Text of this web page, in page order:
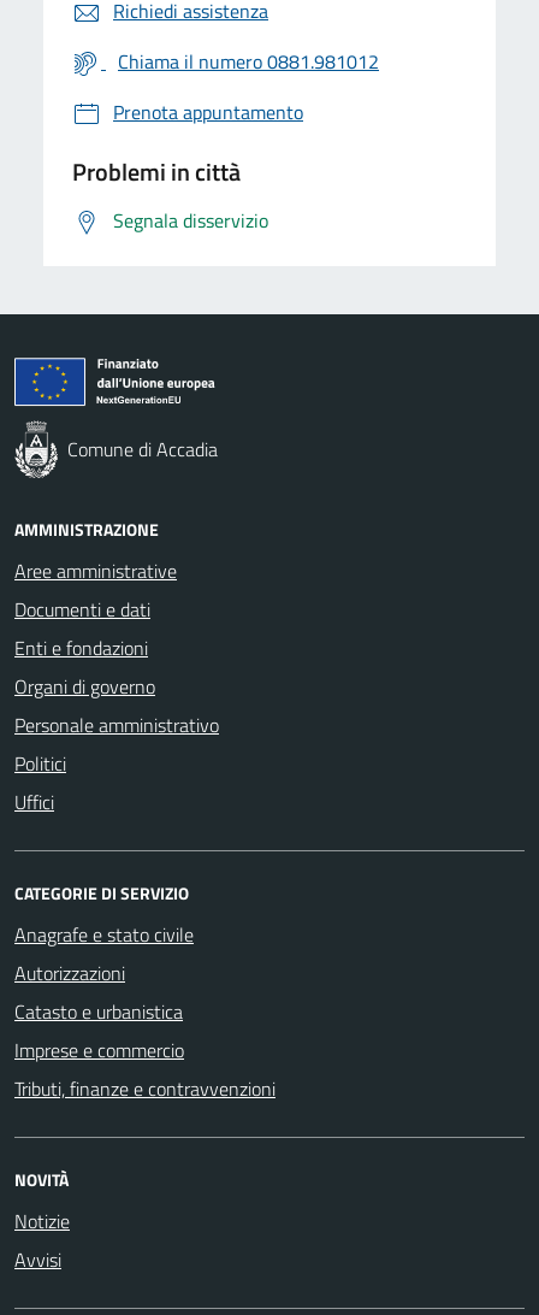
Richiedi assistenza
Chiama il numero 0881.981012
Prenota appuntamento
Problemi in città
Segnala disservizio
Comune di Accadia
AMMINISTRAZIONE
Aree amministrative
Documenti e dati
Enti e fondazioni
Organi di governo
Personale amministrativo
Politici
Uffici
CATEGORIE DI SERVIZIO
Anagrafe e stato civile
Autorizzazioni
Catasto e urbanistica
Imprese e commercio
Tributi, finanze e contravvenzioni
NOVITÀ
Notizie
Avvisi